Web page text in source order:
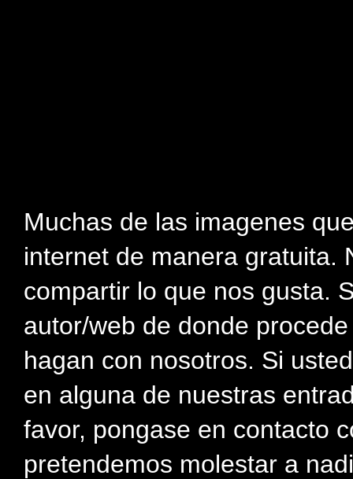
Muchas de las imagenes
internet de manera gratuita.
compartir lo que nos gusta.
autor/web de donde
hagan con nosotros. Si
en alguna de nuestras
favor, pongase en contacto
pretendemos molestar a